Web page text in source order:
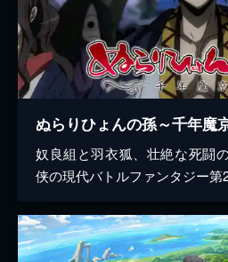
ぬらりひょんの孫～千年魔
奴良組と羽衣狐、壮絶な死闘
侠の現代バトルファンタジー第